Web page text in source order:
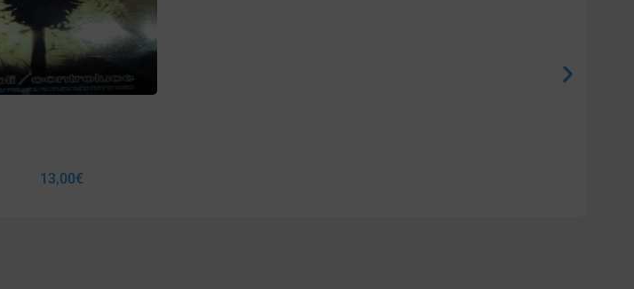
13,00€